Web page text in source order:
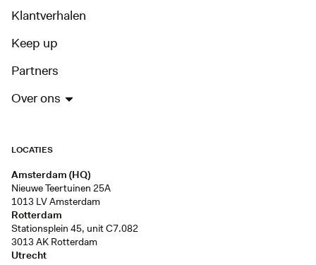
Klantverhalen
Keep up
Partners
Over ons
LOCATIES
Amsterdam (HQ)
Nieuwe Teertuinen 25A
1013 LV Amsterdam
Rotterdam
Stationsplein 45, unit C7.082
3013 AK Rotterdam
Utrecht